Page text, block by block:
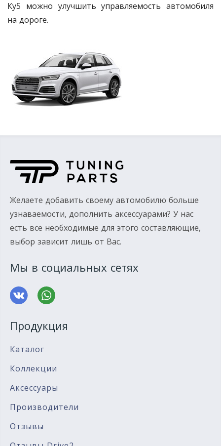
Ку5 можно улучшить управляемость автомобиля
на дороге.
Желаете добавить своему автомобилю больше
узнаваемости, дополнить аксессуарами? У нас
есть все необходимые для этого составляющие,
выбор зависит лишь от Вас.
Мы в социальных сетях
Продукция
Каталог
Коллекции
Аксессуары
Производители
Отзывы